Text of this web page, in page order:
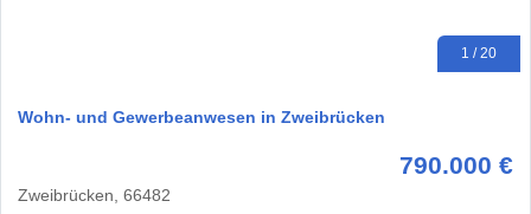
1 / 20
Wohn- und Gewerbeanwesen in Zweibrücken
790.000 €
Zweibrücken, 66482